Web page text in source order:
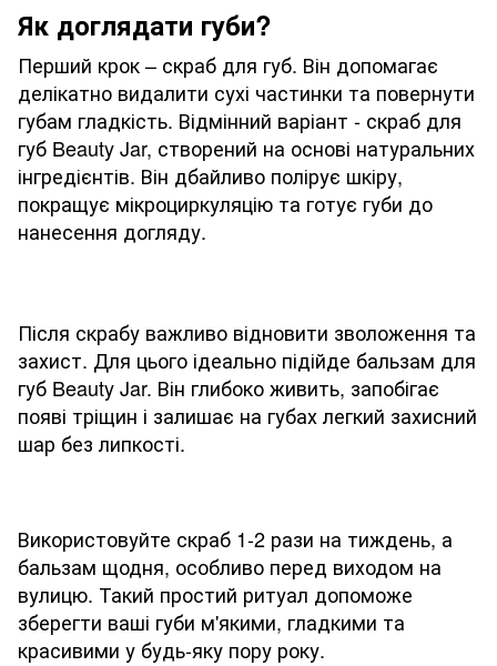
Як доглядати губи?
Перший крок – скраб для губ. Він допомагає
делікатно видалити сухі частинки та повернути
губам гладкість. Відмінний варіант - скраб для
губ Beauty Jar, створений на основі натуральних
інгредієнтів. Він дбайливо полірує шкіру,
покращує мікроциркуляцію та готує губи до
нанесення догляду.
Після скрабу важливо відновити зволоження та
захист. Для цього ідеально підійде бальзам для
губ Beauty Jar. Він глибоко живить, запобігає
появі тріщин і залишає на губах легкий захисний
шар без липкості.
Використовуйте скраб 1-2 рази на тиждень, а
бальзам щодня, особливо перед виходом на
вулицю. Такий простий ритуал допоможе
зберегти ваші губи м'якими, гладкими та
красивими у будь-яку пору року.